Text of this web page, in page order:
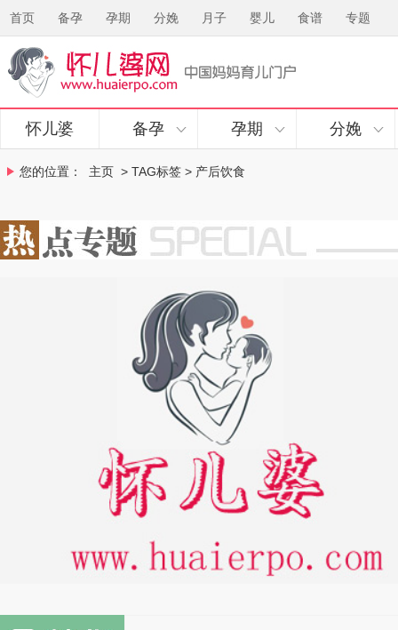
首页 备孕 孕期 分娩 月子 婴儿 食谱 专题
怀儿婆 备孕 孕期 分娩
您的位置： 主页 > TAG标签 > 产后饮食